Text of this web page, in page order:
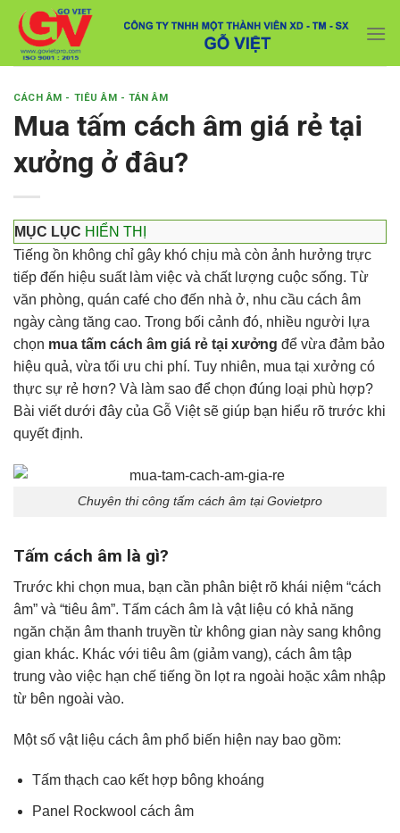
Skip
content
CÁCH ÂM - TIÊU ÂM - TÁN ÂM
Mua tấm cách âm giá rẻ tại
xưởng ở đâu?
MỤC LỤC HIỂN THỊ
Tiếng ồn không chỉ gây khó chịu mà còn ảnh hưởng trực
tiếp đến hiệu suất làm việc và chất lượng cuộc sống. Từ
văn phòng, quán café cho đến nhà ở, nhu cầu cách âm
ngày càng tăng cao. Trong bối cảnh đó, nhiều người lựa
chọn mua tấm cách âm giá rẻ tại xưởng để vừa đảm bảo
hiệu quả, vừa tối ưu chi phí. Tuy nhiên, mua tại xưởng có
thực sự rẻ hơn? Và làm sao để chọn đúng loại phù hợp?
Bài viết dưới đây của Gỗ Việt sẽ giúp bạn hiểu rõ trước khi
quyết định.
Chuyên thi công tấm cách âm tại Govietpro
Tấm cách âm là gì?
Trước khi chọn mua, bạn cần phân biệt rõ khái niệm “cách
âm” và “tiêu âm”. Tấm cách âm là vật liệu có khả năng
ngăn chặn âm thanh truyền từ không gian này sang không
gian khác. Khác với tiêu âm (giảm vang), cách âm tập
trung vào việc hạn chế tiếng ồn lọt ra ngoài hoặc xâm nhập
từ bên ngoài vào.
Một số vật liệu cách âm phổ biến hiện nay bao gồm:
Tấm thạch cao kết hợp bông khoáng
Panel Rockwool cách âm
Với đơn hàng số lượng lớn, Quý khách hàng vui
lòng liên hệ hotline 0916 099 169 để được hỗ trợ
Close